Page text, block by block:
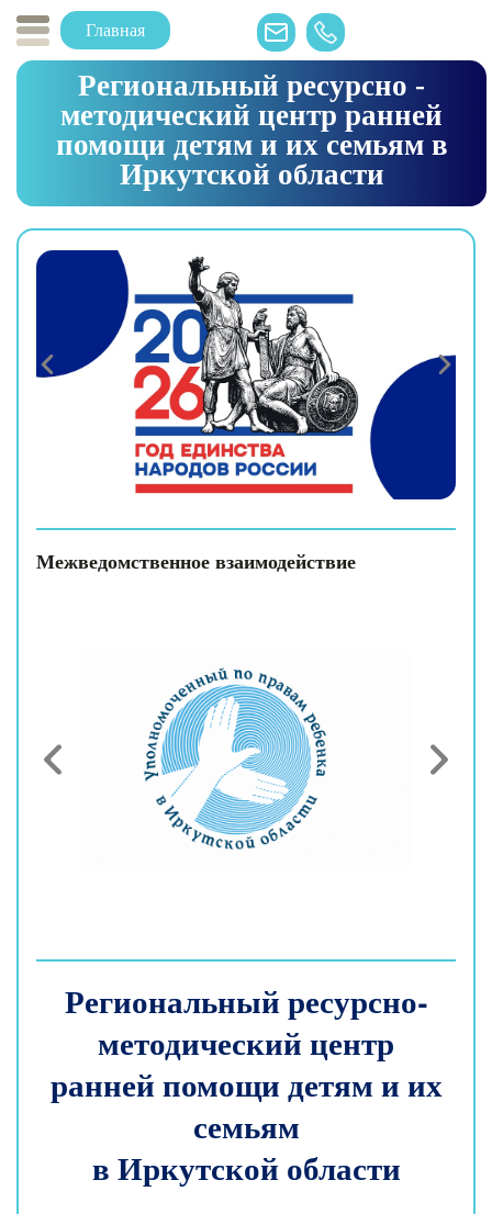
Главная
Региональный ресурсно -
методический центр ранней
помощи детям и их семьям в
Иркутской области
Межведомственное взаимодействие
Региональный ресурсно-
методический центр
ранней помощи детям и их
семьям
в Иркутской области